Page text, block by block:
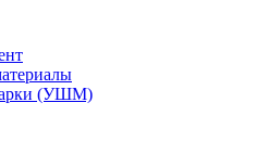
(УШМ)